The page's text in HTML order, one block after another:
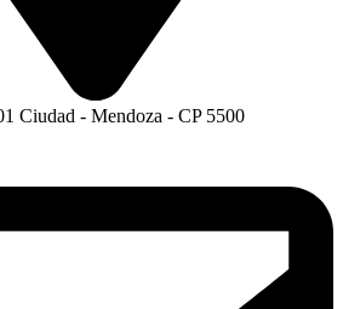
Ciudad - Mendoza - CP 5500